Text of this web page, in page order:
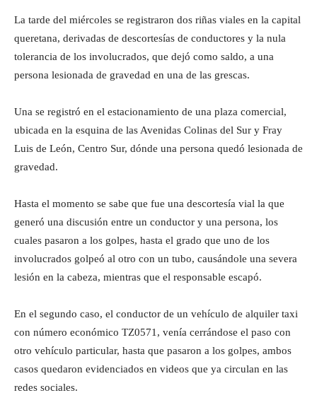
La tarde del miércoles se registraron dos riñas viales en la capital
queretana, derivadas de descortesías de conductores y la nula
tolerancia de los involucrados, que dejó como saldo, a una
persona lesionada de gravedad en una de las grescas.
Una se registró en el estacionamiento de una plaza comercial,
ubicada en la esquina de las Avenidas Colinas del Sur y Fray
Luis de León, Centro Sur, dónde una persona quedó lesionada de
gravedad.
Hasta el momento se sabe que fue una descortesía vial la que
generó una discusión entre un conductor y una persona, los
cuales pasaron a los golpes, hasta el grado que uno de los
involucrados golpeó al otro con un tubo, causándole una severa
lesión en la cabeza, mientras que el responsable escapó.
En el segundo caso, el conductor de un vehículo de alquiler taxi
con número económico TZ0571, venía cerrándose el paso con
otro vehículo particular, hasta que pasaron a los golpes, ambos
casos quedaron evidenciados en videos que ya circulan en las
redes sociales.